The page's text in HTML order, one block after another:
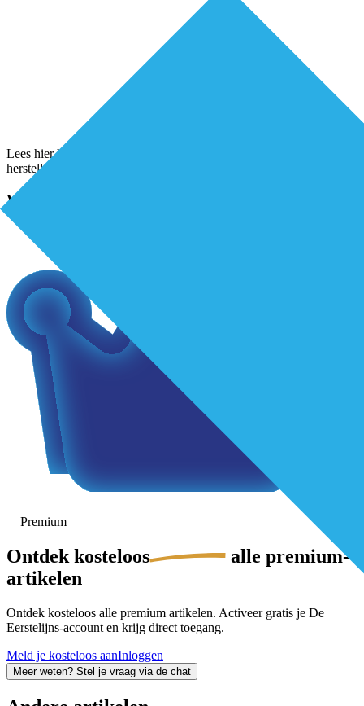
Lees hier het artikel verder! 0.8 premium artikel, 11-06-24, de balans
herstellenDownloaden
Verder lezen?
Premium
Ontdek kosteloos
alle premium-
artikelen
Ontdek kosteloos alle premium artikelen. Activeer gratis je De
Eerstelijns-account en krijg direct toegang.
Meld je kosteloos aanInloggen
Meer weten? Stel je vraag via de chat